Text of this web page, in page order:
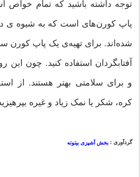
توجه داشته باشید که تمام
پاپ کورن‌های است که به شیوه ی
شده‌اند. برای تهیه‌ی یک پاپ کورن
آفتابگردان استفاده کنید. چون
و برای سلامتی بهتر هستند. از
کره، شکر یا نمک زیاد و غیره
گردآوری : بخش آشپزی بیتوته